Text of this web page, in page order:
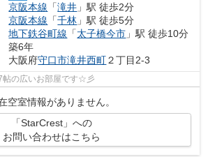
京阪本線 「滝井 」駅 徒歩2分
京阪本線 「千林 」駅 徒歩5分
地下鉄谷町線 「太子橋今市 」駅 徒歩10分
築6年
大阪府守口市滝井西町２丁目2-3
帖の広いお部屋です☆彡
空室情報がありません。
「StarCrest」への
お問い合わせはこちら